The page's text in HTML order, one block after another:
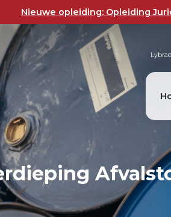
Nieuwe opleiding: Opleiding